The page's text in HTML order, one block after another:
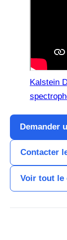
Kalstein
Demander
Contacter
Voir tout le